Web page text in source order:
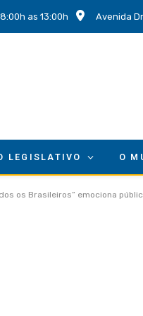
as 13:00h Avenida
LEGISLATIVO O
os Brasileiros” emociona